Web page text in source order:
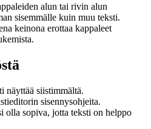
alun tai rivin alun
sisemmälle kuin muu teksti.
keinona erottaa kappaleet
näyttää siistimmältä.
sisennysohjeita.
olla sopiva, jotta teksti on helppo